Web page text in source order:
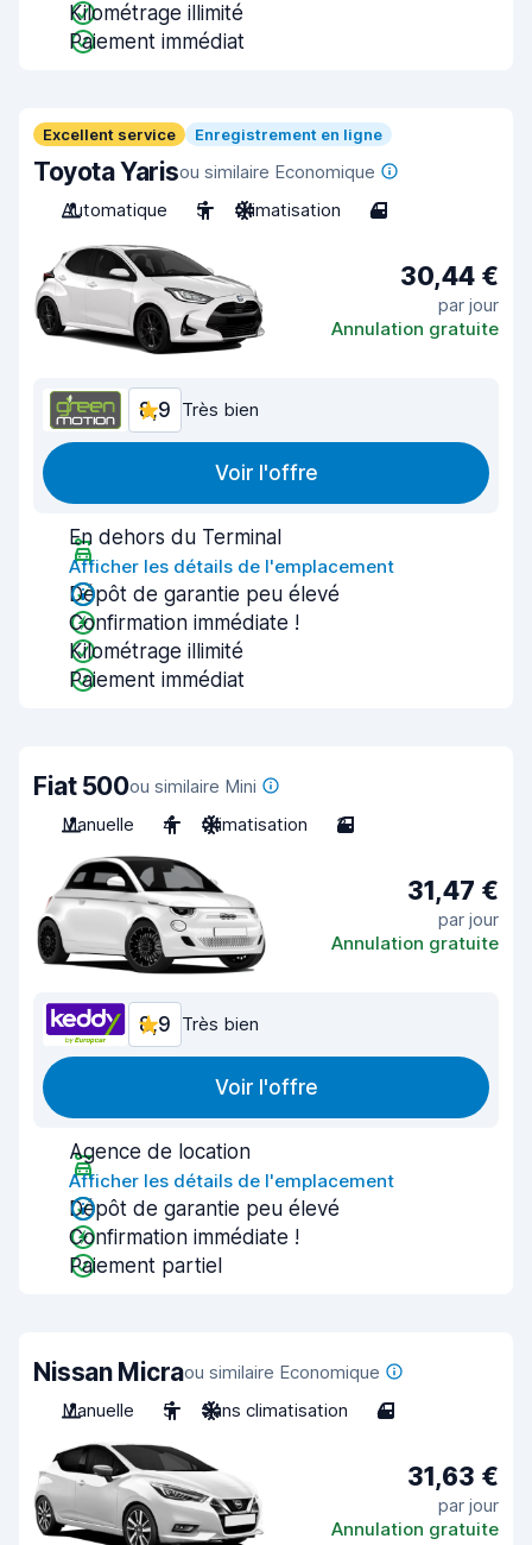
Kilométrage illimité
Paiement immédiat
Excellent service Enregistrement en ligne
Toyota Yarisou similaire Economique
Automatique
5 Climatisation 4
30,44 €
par jour
Annulation gratuite
8,9 Très bien
Voir l'offre
En dehors du Terminal
Afficher les détails de l'emplacement
Dépôt de garantie peu élevé
Confirmation immédiate !
Kilométrage illimité
Paiement immédiat
Fiat 500ou similaire Mini
Manuelle
4 Climatisation 3
31,47 €
par jour
Annulation gratuite
8,9 Très bien
Voir l'offre
Agence de location
Afficher les détails de l'emplacement
Dépôt de garantie peu élevé
Confirmation immédiate !
Paiement partiel
Nissan Micraou similaire Economique
Manuelle
5 Sans climatisation 4
31,63 €
par jour
Annulation gratuite